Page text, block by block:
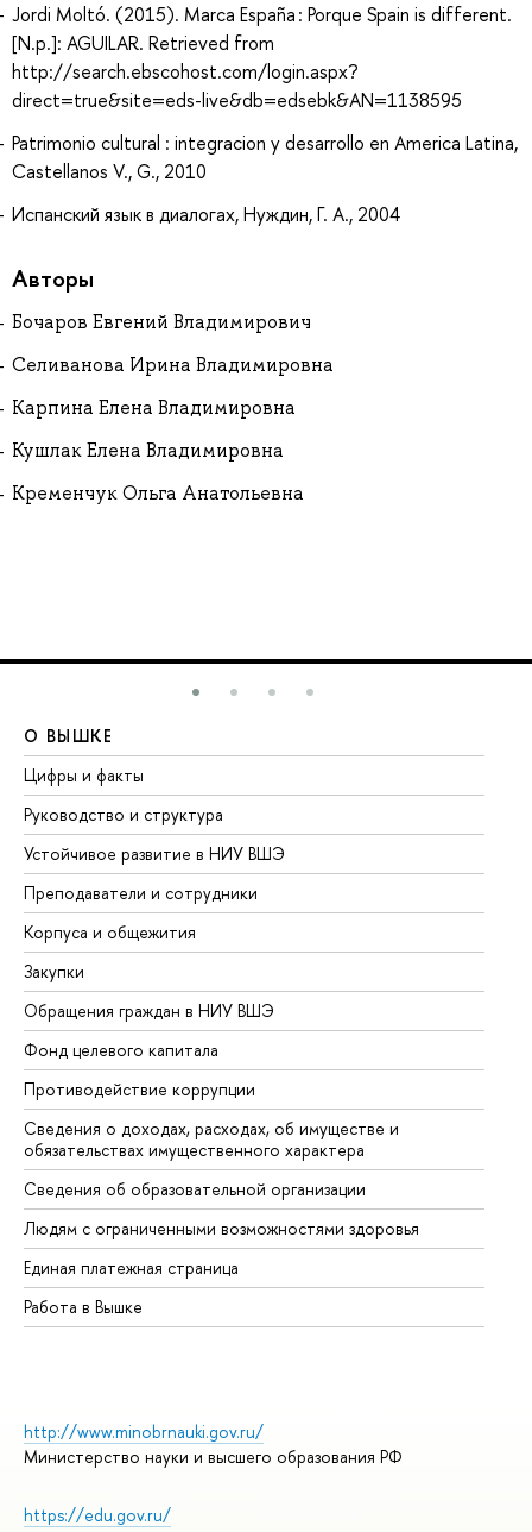
Jordi Moltó. (2015). Marca España : Porque Spain is different.
[N.p.]: AGUILAR. Retrieved from
http://search.ebscohost.com/login.aspx?
direct=true&site=eds-live&db=edsebk&AN=1138595
Patrimonio cultural : integracion y desarrollo en America Latina,
Castellanos V., G., 2010
Испанский язык в диалогах, Нуждин, Г. А., 2004
Авторы
Бочаров Евгений Владимирович
Селиванова Ирина Владимировна
Карпина Елена Владимировна
Кушлак Елена Владимировна
Кременчук Ольга Анатольевна
О ВЫШКЕ
Цифры и факты
Руководство и структура
Устойчивое развитие в НИУ ВШЭ
Преподаватели и сотрудники
Корпуса и общежития
Закупки
Обращения граждан в НИУ ВШЭ
Фонд целевого капитала
Противодействие коррупции
Сведения о доходах, расходах, об имуществе и
обязательствах имущественного характера
Сведения об образовательной организации
Людям с ограниченными возможностями здоровья
Единая платежная страница
Работа в Вышке
http://www.minobrnauki.gov.ru/
Министерство науки и высшего образования РФ
https://edu.gov.ru/